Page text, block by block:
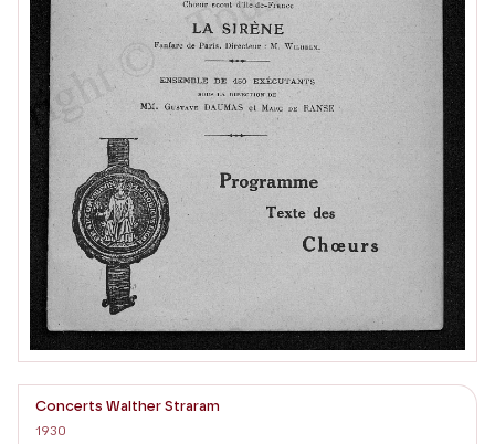
Concerts Walther Straram
1930